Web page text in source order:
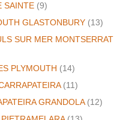
SAINTE (9)
GLASTONBURY (13)
SUR MER MONTSERRAT
PLYMOUTH (14)
(11)
GRANDOLA(12)